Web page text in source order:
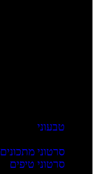
טבעוני
סרטוני מתכונים
סרטוני טיפים